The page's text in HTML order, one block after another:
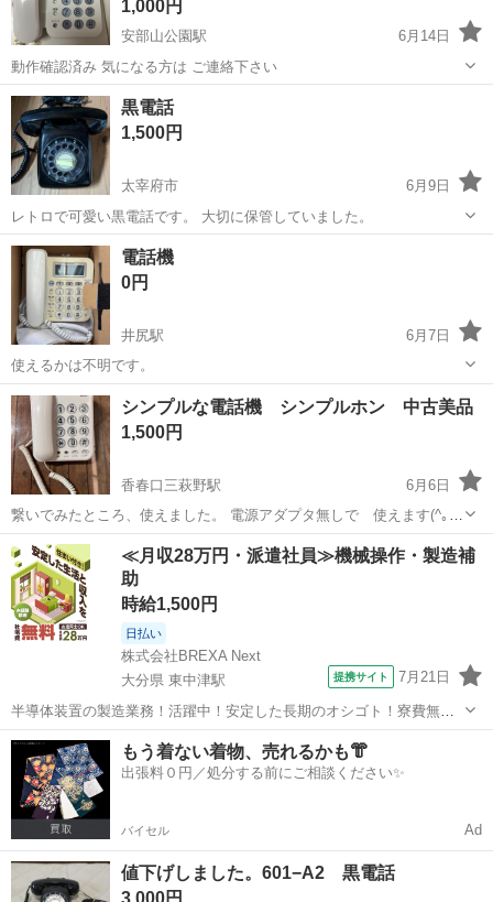
1,000円
安部山公園駅
6月14日
動作確認済み 気になる方は ご連絡下さい
福岡 北九州市 安部山公園駅
黒電話
1,500円
太宰府市
6月9日
レトロで可愛い黒電話です。 大切に保管していました。
福岡 太宰府市 電話、ＦＡＸ
電話機
0円
井尻駅
6月7日
使えるかは不明です。
福岡 福岡市 井尻駅 電話、ＦＡＸ
シンプルな電話機 シンプルホン 中古美品
1,500円
香春口三萩野駅
6月6日
繋いでみたところ、使えました。 電源アダプタ無しで 使えます(^｡^)
特にダメージありませんが 中古品になりますので、 ノークレームでお
願い致します。 小倉北区です。
福岡 北九州市 香春口三萩野駅 電話、ＦＡＸ
≪月収28万円・派遣社員≫機械操作・製造補
助
時給1,500円
日払い
株式会社BREXA Next
大分県 東中津駅
提携サイト 7月21日
半導体装置の製造業務！活躍中！安定した長期のオシゴト！寮費無料
★赴任旅費会社負担◎20代～40代の男性活躍中★未経験活躍中！高時
給1,500円！《大分県中津市》 人気の工場のお仕事 ◇半導体装置内部
のシート製造◇ ＊クリー...
大分 中津市 東中津駅 その他
もう着ない着物、売れるかも👘
出張料０円／処分する前にご相談ください✨
バイセル Ad
値下げしました。601−A2 黒電話